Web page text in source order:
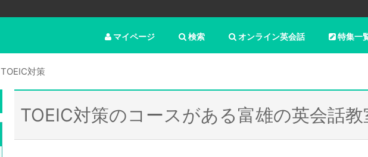
特集一
オンライン英会話
検索
マイページ
TOEIC対策
TOEIC対策のコースがある富雄の英会話教